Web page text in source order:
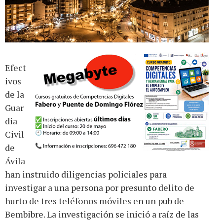
Efect
ivos
de la
Guar
dia
Civil
de
Ávila
han instruido diligencias policiales para
investigar a una persona por presunto delito de
hurto de tres teléfonos móviles en un pub de
Bembibre. La investigación se inició a raíz de las